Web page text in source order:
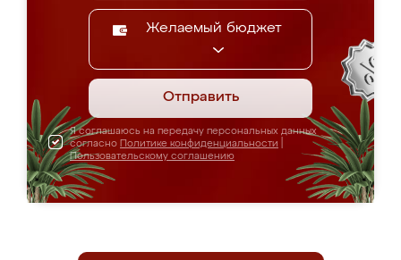
Желаемый бюджет
Отправить
Я соглашаюсь на передачу персональных данных
согласно Политике конфиденциальности
Пользовательскому соглашению